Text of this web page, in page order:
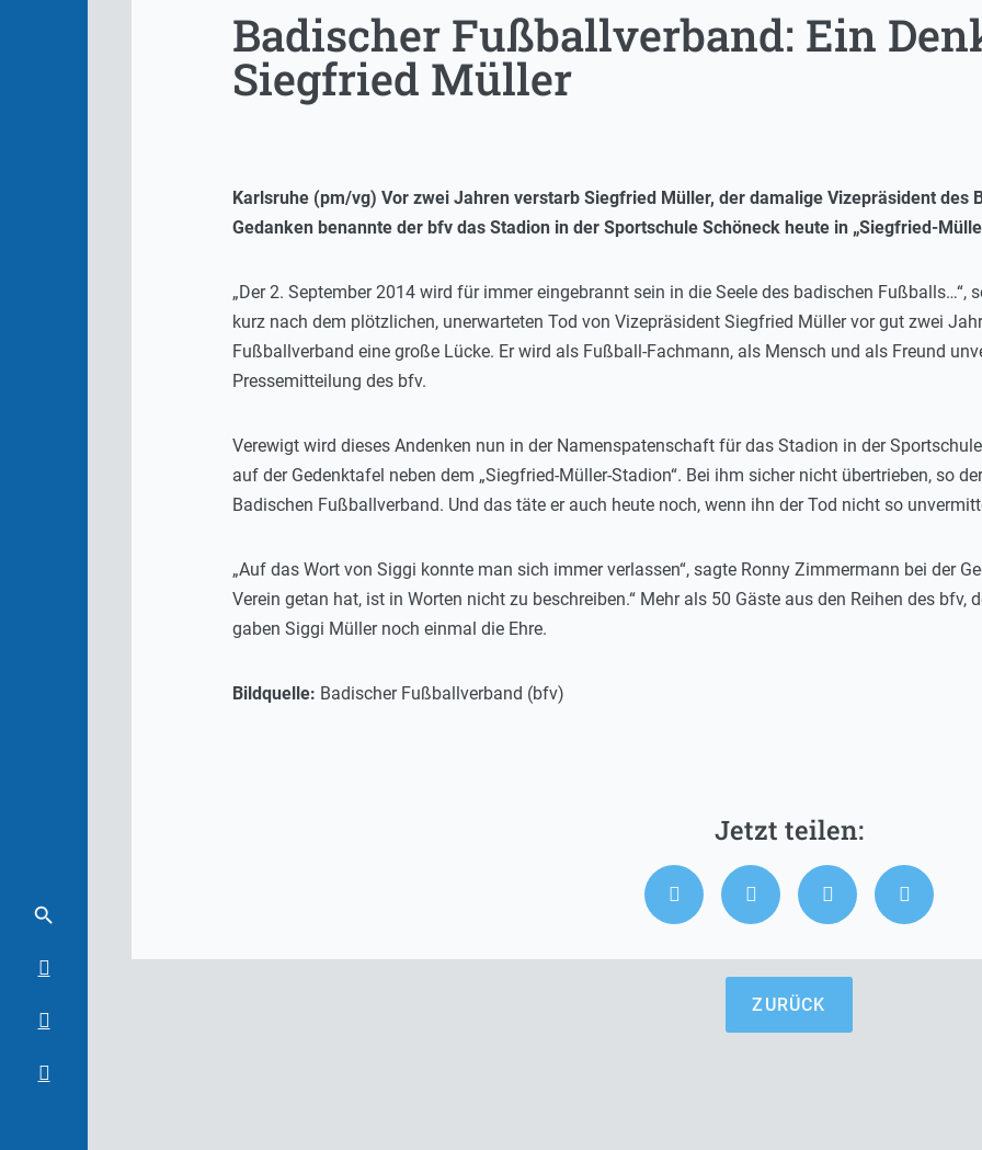
Badischer Fußballverband: Ein
Siegfried Müller
Karlsruhe (pm/vg) Vor zwei Jahren verstarb Siegfried Müller, der damalige Vizepräsident des
Gedanken benannte der bfv das Stadion in der Sportschule Schöneck heute in „Siegfried-
„Der 2. September 2014 wird für immer eingebrannt sein in die Seele des badischen
kurz nach dem plötzlichen, unerwarteten Tod von Vizepräsident Siegfried Müller vor gut zwei
Fußballverband eine große Lücke. Er wird als Fußball-Fachmann, als Mensch und als Freund
Pressemitteilung des bfv.
Verewigt wird dieses Andenken nun in der Namenspatenschaft für das Stadion in der
auf der Gedenktafel neben dem „Siegfried-Müller-Stadion“. Bei ihm sicher nicht übertrieben, so
Badischen Fußballverband. Und das täte er auch heute noch, wenn ihn der Tod nicht so
„Auf das Wort von Siggi konnte man sich immer verlassen“, sagte Ronny Zimmermann bei der
Verein getan hat, ist in Worten nicht zu beschreiben.“ Mehr als 50 Gäste aus den Reihen des bfv,
gaben Siggi Müller noch einmal die Ehre.
Bildquelle: Badischer Fußballverband (bfv)
ZURÜCK